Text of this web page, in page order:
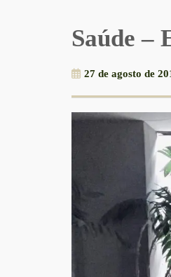
Saúde –
27 de agosto de